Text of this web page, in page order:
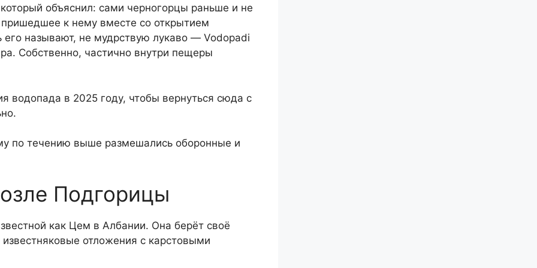
объяснил: сами черногорцы раньше и не
к нему вместе со открытием
его называют, не мудрствую лукаво — Vodopadi
Собственно, частично внутри пещеры
водопада в 2025 году, чтобы вернуться сюда с
по течению выше размешались оборонные и
Подгорицы
как Цем в Албании. Она берёт своё
отложения с карстовыми